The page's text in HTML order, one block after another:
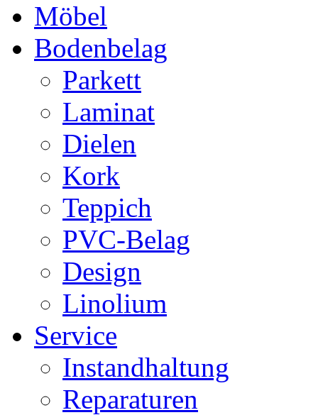
Möbel
Bodenbelag
Parkett
Laminat
Dielen
Kork
Teppich
PVC-Belag
Design
Linolium
Service
Instandhaltung
Reparaturen